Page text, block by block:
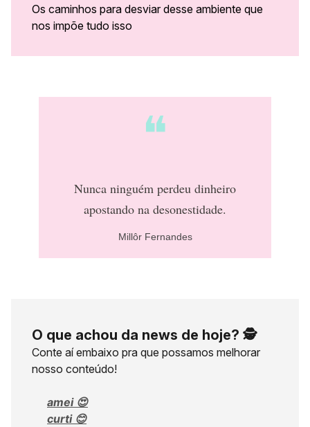
Os caminhos para desviar desse ambiente que
nos impõe tudo isso
❝
Nunca ninguém perdeu dinheiro
apostando na desonestidade.
Millôr Fernandes
O que achou da news de hoje? 🕵️
Conte aí embaixo pra que possamos melhorar
nosso conteúdo!
amei 😍
curti 😊